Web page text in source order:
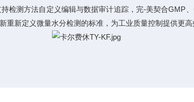
测方法自定义编辑与数据审计追踪，完-美契合GMP
新定义微量水分检测的标准，为工业质量控制提供更高